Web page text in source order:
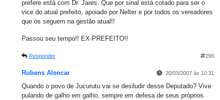
prefere está com Dr. Jares. Que por sinal está cotado para ser o
vice do atual prefeito, apoiado por Nelter e por todos os vereadores
que os seguem na gestão atual!!
Passou seu tempo!! EX-PREFEITO!!
Responder 296
Rubens Alencar 20/03/2007 às 10:31
Quando o povo de Jucurutu vai se desiludir desse Deputado? Vive
pulando de galho em galho, sempre em defesa de seus próprios